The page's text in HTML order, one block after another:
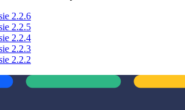
2.2.6
2.2.5
2.2.4
2.2.3
2.2.2